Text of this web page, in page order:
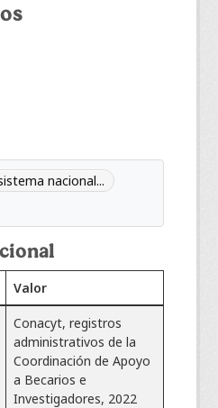
nacional...
Valor
Conacyt, registros
administrativos de la
Coordinación de Apoyo
a Becarios e
Investigadores, 2022